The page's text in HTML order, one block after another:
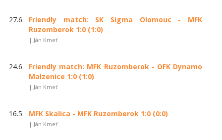
27.6.
Friendly match: SK Sigma Olomouc - MFK
Ruzomberok 1:0 (1:0)
| Ján Kmeť
24.6.
Friendly match: MFK Ruzomberok - OFK Dynamo
Malzenice 1:0 (1:0)
| Ján Kmeť
16.5. MFK Skalica - MFK Ruzomberok 1:0 (0:0)
| Ján Kmeť